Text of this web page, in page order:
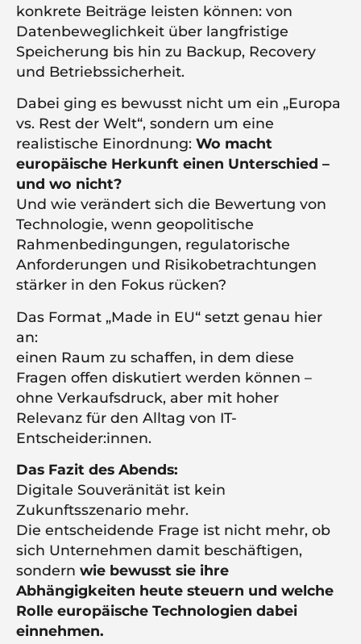
konkrete Beiträge leisten können: von
Datenbeweglichkeit über langfristige
Speicherung bis hin zu Backup, Recovery
und Betriebssicherheit.
Dabei ging es bewusst nicht um ein „Europa
vs. Rest der Welt“, sondern um eine
realistische Einordnung: Wo macht
europäische Herkunft einen Unterschied –
und wo nicht?
Und wie verändert sich die Bewertung von
Technologie, wenn geopolitische
Rahmenbedingungen, regulatorische
Anforderungen und Risikobetrachtungen
stärker in den Fokus rücken?
Das Format „Made in EU“ setzt genau hier
an:
einen Raum zu schaffen, in dem diese
Fragen offen diskutiert werden können –
ohne Verkaufsdruck, aber mit hoher
Relevanz für den Alltag von IT-
Entscheider:innen.
Das Fazit des Abends:
Digitale Souveränität ist kein
Zukunftsszenario mehr.
Die entscheidende Frage ist nicht mehr, ob
sich Unternehmen damit beschäftigen,
sondern wie bewusst sie ihre
Abhängigkeiten heute steuern und welche
Rolle europäische Technologien dabei
einnehmen.